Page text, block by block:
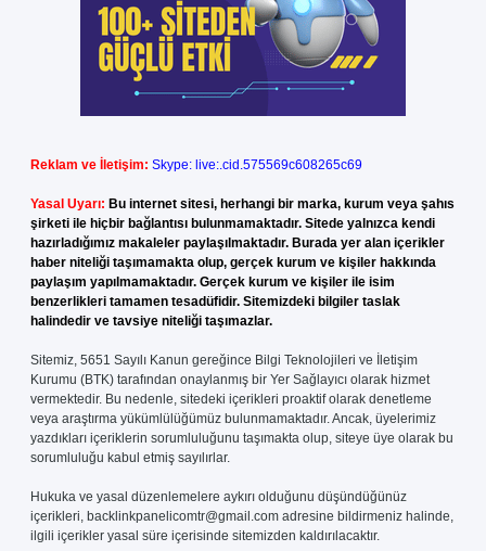
Reklam ve İletişim: Skype: live:.cid.575569c608265c69
Yasal Uyarı: Bu internet sitesi, herhangi bir marka, kurum veya şahıs
şirketi ile hiçbir bağlantısı bulunmamaktadır. Sitede yalnızca kendi
hazırladığımız makaleler paylaşılmaktadır. Burada yer alan içerikler
haber niteliği taşımamakta olup, gerçek kurum ve kişiler hakkında
paylaşım yapılmamaktadır. Gerçek kurum ve kişiler ile isim
benzerlikleri tamamen tesadüfidir. Sitemizdeki bilgiler taslak
halindedir ve tavsiye niteliği taşımazlar.
Sitemiz, 5651 Sayılı Kanun gereğince Bilgi Teknolojileri ve İletişim
Kurumu (BTK) tarafından onaylanmış bir Yer Sağlayıcı olarak hizmet
vermektedir. Bu nedenle, sitedeki içerikleri proaktif olarak denetleme
veya araştırma yükümlülüğümüz bulunmamaktadır. Ancak, üyelerimiz
yazdıkları içeriklerin sorumluluğunu taşımakta olup, siteye üye olarak bu
sorumluluğu kabul etmiş sayılırlar.
Hukuka ve yasal düzenlemelere aykırı olduğunu düşündüğünüz
içerikleri, backlinkpanelicomtr@gmail.com adresine bildirmeniz halinde,
ilgili içerikler yasal süre içerisinde sitemizden kaldırılacaktır.